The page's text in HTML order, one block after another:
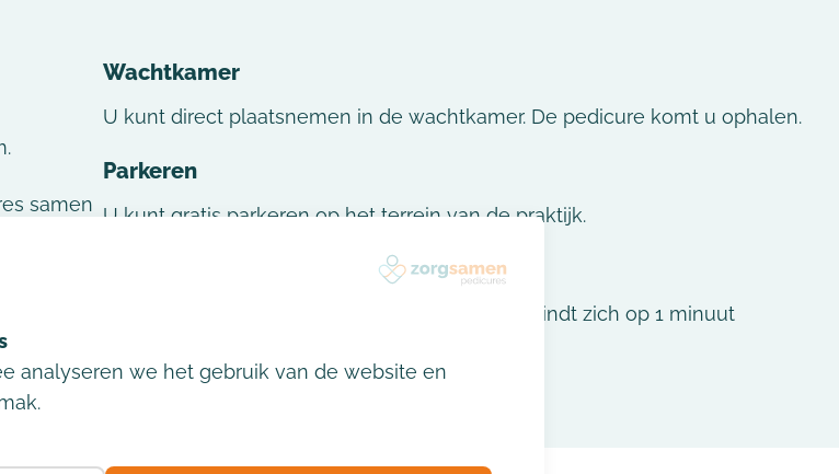
samen
Op
indien
Wachtkamer
U kunt direct plaatsnemen in de wachtkamer. De pedicure komt u ophalen.
Parkeren
U kunt gratis parkeren op het terrein van de praktijk.
De dichtstbijzijnde bushalte, Brouwerijweg, bevindt zich op 1 minuut
analyseren we het gebruik van de website en